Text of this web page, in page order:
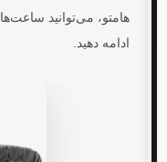
هامتو، می‌توانید
ادامه دهید.